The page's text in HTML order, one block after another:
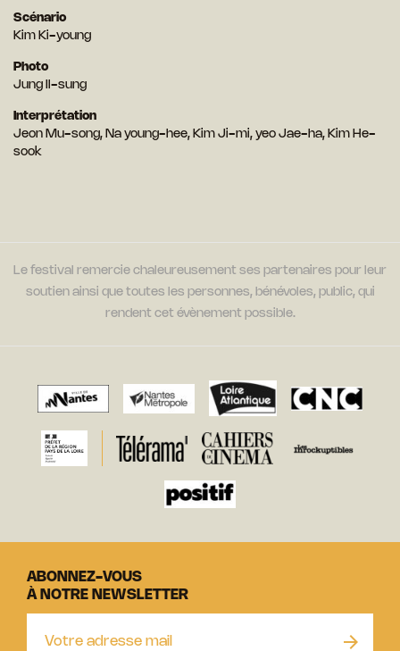
Scénario
Kim Ki-young
Photo
Jung Il-sung
Interprétation
Jeon Mu-song, Na young-hee, Kim Ji-mi, yeo Jae-ha, Kim He-
sook
Le festival remercie chaleureusement ses partenaires pour leur
soutien ainsi que toutes les personnes, bénévoles, public, qui
rendent cet évènement possible.
ABONNEZ-VOUS
À NOTRE NEWSLETTER